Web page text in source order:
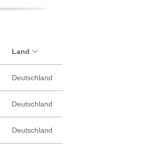
Land
Deutschland
Deutschland
Deutschland